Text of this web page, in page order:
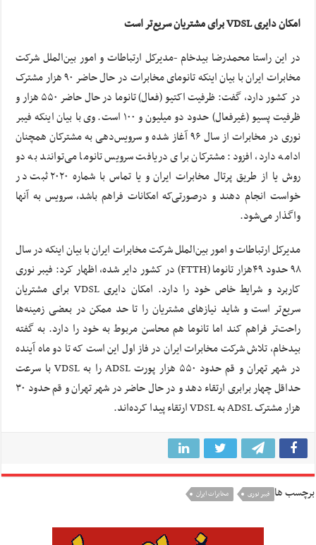
امکان دایری VDSL برای مشتریان سریع‌تر است
در این راستا محمدرضا بیدخام -مدیرکل ارتباطات و امور بین‌الملل شرکت
مخابرات ایران با بیان اینکه تانومای مخابرات در حال حاضر ۹۰ هزار مشترک
در کشور دارد، گفت: ظرفیت اکتیو (فعال) تانوما در حال حاضر ۵۵۰ هزار و
ظرفیت پسیو (غیرفعال) حدود دو میلیون و ۱۰۰ است. وی با بیان اینکه فیبر
نوری در مخابرات از سال ۹۶ آغاز شده و سرویس‌دهی به مشترکان همچنان
ادامه دارد، افزود: مشترکان برای دریافت سرویس تانوما می‌توانند به دو
روش یا از طریق پرتال مخابرات ایران و یا تماس با شماره ۲۰۲۰ ثبت در
خواست انجام دهند و درصورتی‌که امکانات فراهم باشد، سرویس به آنها
واگذار می‌شود.
مدیرکل ارتباطات و امور بین‌الملل شرکت مخابرات ایران با بیان اینکه در سال
۹۸ حدود ۴۹هزار تانوما (FTTH) در کشور دایر شده، اظهار کرد: فیبر نوری
کاربرد و شرایط خاص خود را دارد. امکان دایری VDSL برای مشتریان
سریع‌تر است و شاید نیازهای مشتریان را تا حد ممکن در بعضی زمینه‌ها
راحت‌تر فراهم کند اما تانوما هم محاسن مربوط به خود را دارد. به گفته
بیدخام، تلاش شرکت مخابرات ایران در فاز اول این است که تا دو ماه آینده
در شهر تهران و قم حدود ۵۵۰ هزار پورت ADSL‌ را به VDSL با سرعت
حداقل چهار برابری ارتقاء دهد و در حال حاضر در شهر تهران و قم حدود ۳۰
هزار مشترک ADSL به VDSL ارتقاء پیدا کرده‌اند.
برچسب ها فیبر نوری مخابرات ایران